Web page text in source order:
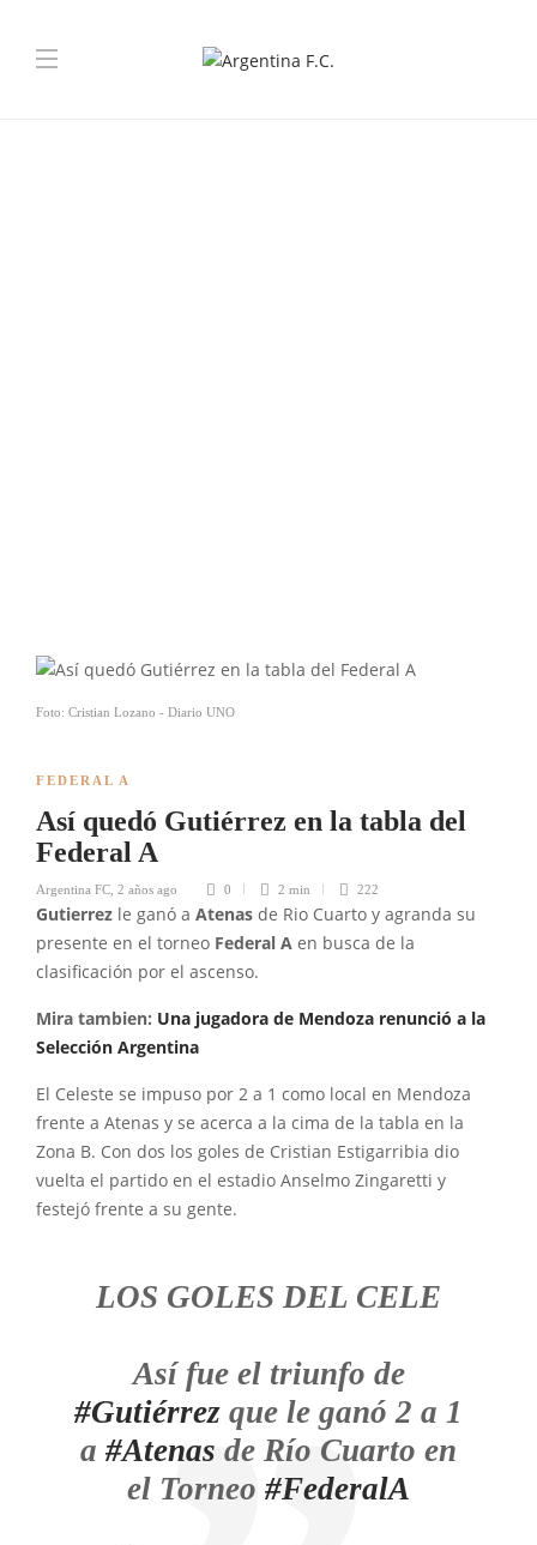
Foto: Cristian Lozano - Diario UNO
FEDERAL A
Así quedó Gutiérrez en la tabla del
Federal A
Argentina FC 2 años ago 0 2 min 222
Gutierrez le ganó a Atenas de Rio Cuarto y agranda su
presente en el torneo Federal A en busca de la
clasificación por el ascenso.
Mira tambien: Una jugadora de Mendoza renunció a la
Selección Argentina
El Celeste se impuso por 2 a 1 como local en Mendoza
frente a Atenas y se acerca a la cima de la tabla en la
Zona B. Con dos los goles de Cristian Estigarribia dio
vuelta el partido en el estadio Anselmo Zingaretti y
festejó frente a su gente.
LOS GOLES DEL CELE
Así fue el triunfo de
#Gutiérrez que le ganó 2 a 1
a #Atenas de Río Cuarto en
el Torneo #FederalA